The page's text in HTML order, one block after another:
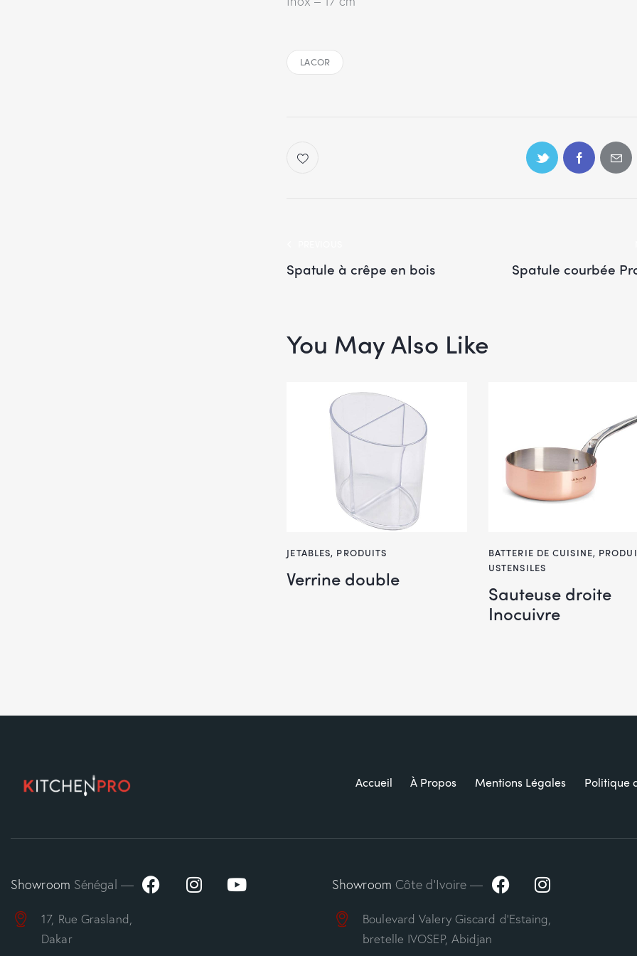
LACOR
Spatule à crêpe en bois Spatule courbée
You May Also Like
JETABLES, PRODUITS
Verrine double
BATTERIE DE CUISINE,
USTENSILES
Sauteuse droite
Inocuivre
Accueil À Propos Mentions Légales Politique
Showroom Sénégal —
17, Rue Grasland,
Dakar
Showroom Côte d’Ivoire —
Boulevard Valery Giscard d’Estaing,
bretelle IVOSEP, Abidjan